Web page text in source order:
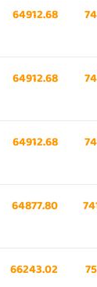
64912.68
64912.68
64912.68
64877.80
66243.02